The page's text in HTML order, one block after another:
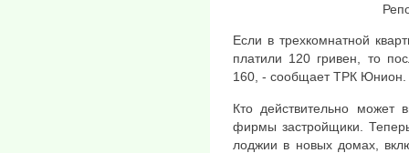
Если в трехкомнатной
платили 120 гривен, то
160, - сообщает ТРК Юнион.
Кто действительно может
фирмы застройщики.
лоджии в новых домах,